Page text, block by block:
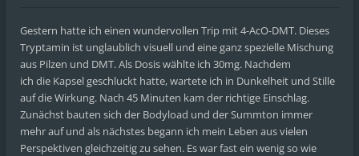
Gestern hatte ich einen wundervollen Trip mit 4-AcO-DMT. Dieses
Tryptamin ist unglaublich visuell und eine ganz spezielle Mischung
aus Pilzen und DMT. Als Dosis wählte ich 30mg. Nachdem
ich die Kapsel geschluckt hatte, wartete ich in Dunkelheit und Stille
auf die Wirkung. Nach 45 Minuten kam der richtige Einschlag.
Zunächst bauten sich der Bodyload und der Summton immer
mehr auf und als nächstes begann ich mein Leben aus vielen
Perspektiven gleichzeitig zu sehen. Es war fast ein wenig so wie